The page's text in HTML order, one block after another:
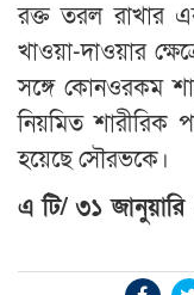
রক্ত তরল রাখার
খাওয়া-দাওয়ার
সঙ্গে কোনওরকম
নিয়মিত শারীরিক
হয়েছে সৌরভকে।
এ টি/ ৩১